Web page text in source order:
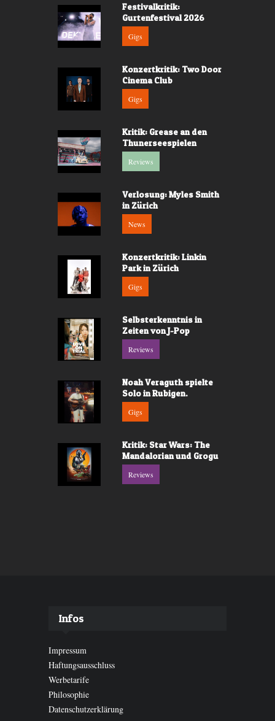
Festivalkritik:
Gurtenfestival 2026
Gigs
Konzertkritik: Two Door
Cinema Club
Gigs
Kritik: Grease an den
Thunerseespielen
Reviews
Verlosung: Myles Smith
in Zürich
News
Konzertkritik: Linkin
Park in Zürich
Gigs
Selbsterkenntnis in
Zeiten von J-Pop
Reviews
Noah Veraguth spielte
Solo in Rubigen.
Gigs
Kritik: Star Wars: The
Mandalorian und Grogu
Reviews
Infos
Impressum
Haftungsausschluss
Werbetarife
Philosophie
Datenschutzerklärung